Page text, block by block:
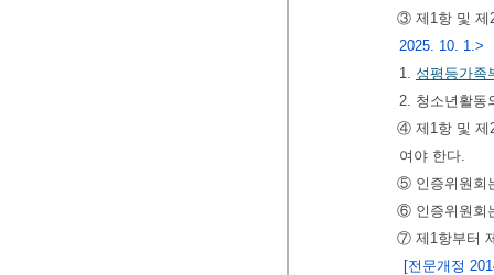
③ 제1항 및 제
2025. 10. 1.>
1. 성평등가족
2. 청소년활동
④ 제1항 및 제
여야 한다.
⑤ 인증위원회
⑥ 인증위원회
⑦ 제1항부터
[전문개정